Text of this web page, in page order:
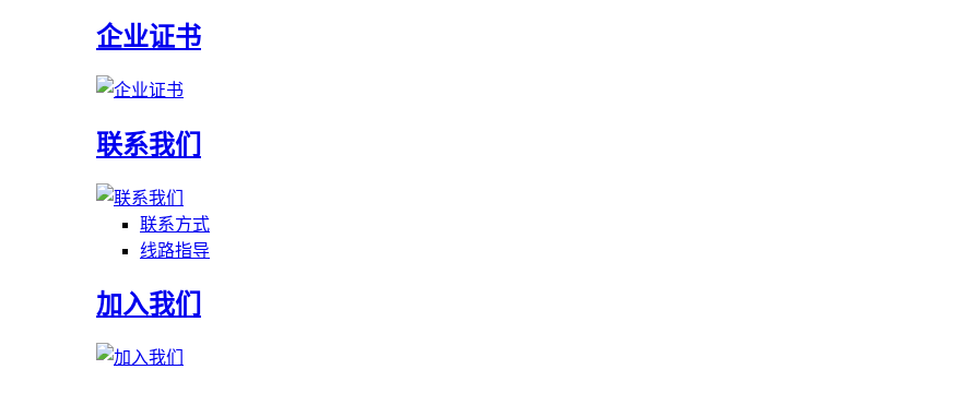
企业证书
联系我们
联系方式
线路指导
加入我们